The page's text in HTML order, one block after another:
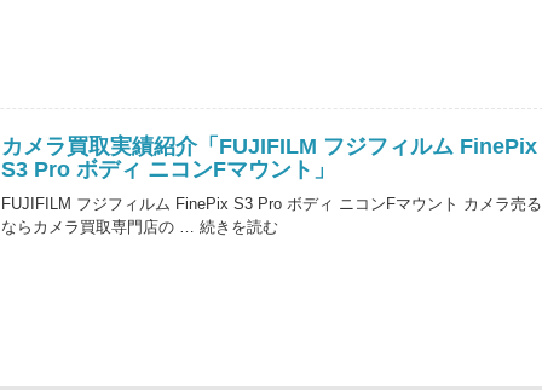
カメラ買取実績紹介「FUJIFILM フジフィルム FinePix
S3 Pro ボディ ニコンFマウント」
FUJIFILM フジフィルム FinePix S3 Pro ボディ ニコンFマウント カメラ売る
ならカメラ買取専門店の …続きを読む